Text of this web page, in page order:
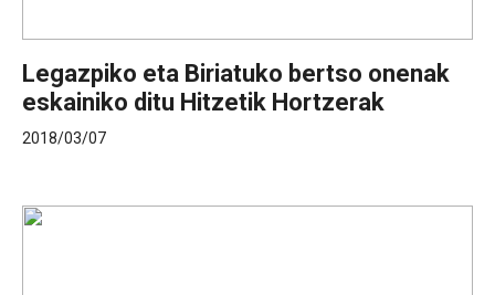
Legazpiko eta Biriatuko bertso onenak
eskainiko ditu Hitzetik Hortzerak
2018/03/07